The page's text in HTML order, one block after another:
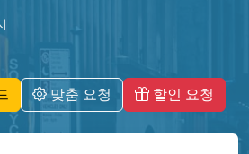
맞춤 요청 할인 요청